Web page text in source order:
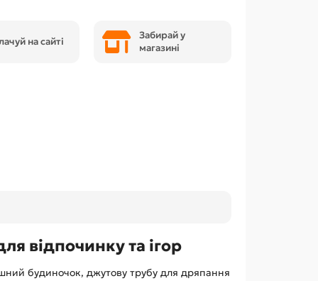
на сайті
Забирай у
магазині
відпочинку та ігор
будиночок, джутову трубу для дряпання